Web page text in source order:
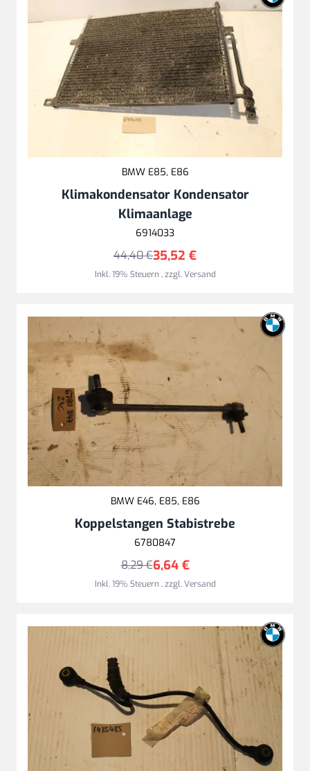
BMW E85, E86
Klimakondensator Kondensator
Klimaanlage
6914033
35,52 €
44,40 €
Inkl. 19% Steuern,zzgl.Versand
BMW E46, E85, E86
Koppelstangen Stabistrebe
6780847
6,64 €
8,29 €
Inkl. 19% Steuern,zzgl.Versand